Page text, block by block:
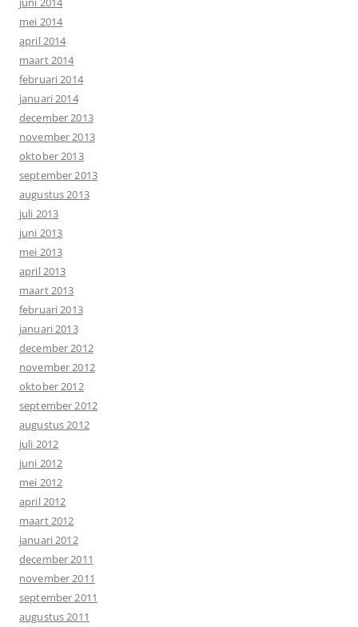
mei 2014
april 2014
maart 2014
februari 2014
januari 2014
december 2013
november 2013
oktober 2013
september 2013
augustus 2013
juli 2013
juni 2013
mei 2013
april 2013
maart 2013
februari 2013
januari 2013
december 2012
november 2012
oktober 2012
september 2012
augustus 2012
juli 2012
juni 2012
mei 2012
april 2012
maart 2012
januari 2012
december 2011
november 2011
september 2011
augustus 2011